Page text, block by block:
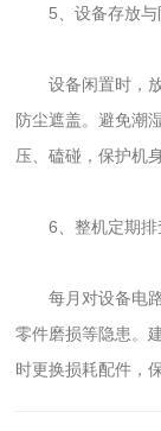
5、设备存放与
设备闲置时，放
防尘遮盖。避免潮
压、磕碰，保护机
6、整机定期排
每月对设备电路
零件磨损等隐患。
时更换损耗配件，